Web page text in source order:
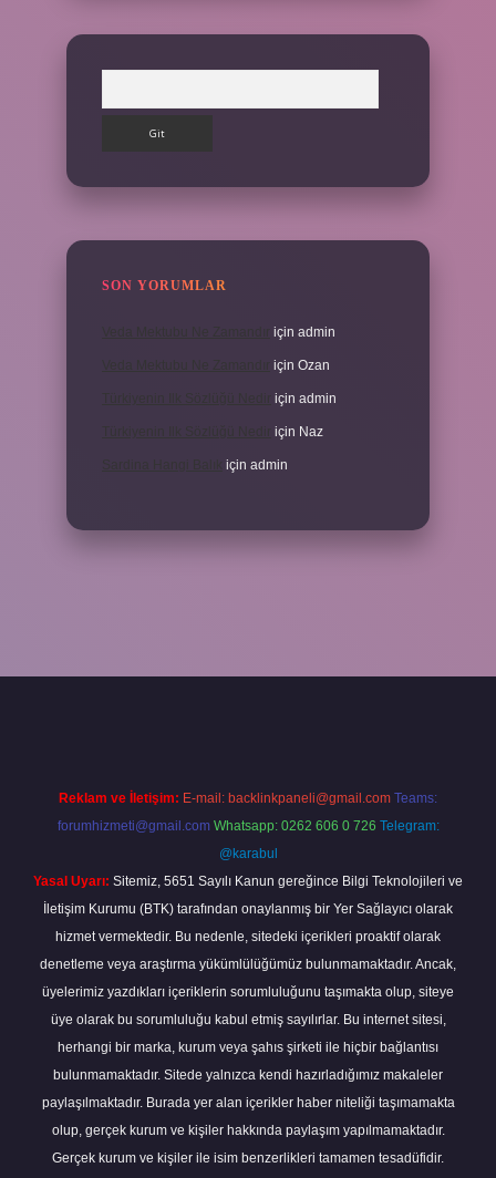
SON YORUMLAR
için admin
için Ozan
için admin
için Naz
için admin
Reklam ve İletişim: E-mail: backlinkpaneli@gmail.com Teams:
forumhizmeti@gmail.com Whatsapp: 0262 606 0 726 Telegram:
@karabul
Yasal Uyarı: Sitemiz, 5651 Sayılı Kanun gereğince Bilgi Teknolojileri ve
İletişim Kurumu (BTK) tarafından onaylanmış bir Yer Sağlayıcı olarak
hizmet vermektedir. Bu nedenle, sitedeki içerikleri proaktif olarak
denetleme veya araştırma yükümlülüğümüz bulunmamaktadır. Ancak,
üyelerimiz yazdıkları içeriklerin sorumluluğunu taşımakta olup, siteye
üye olarak bu sorumluluğu kabul etmiş sayılırlar. Bu internet sitesi,
herhangi bir marka, kurum veya şahıs şirketi ile hiçbir bağlantısı
bulunmamaktadır. Sitede yalnızca kendi hazırladığımız makaleler
paylaşılmaktadır. Burada yer alan içerikler haber niteliği taşımamakta
olup, gerçek kurum ve kişiler hakkında paylaşım yapılmamaktadır.
Gerçek kurum ve kişiler ile isim benzerlikleri tamamen tesadüfidir.